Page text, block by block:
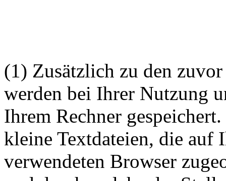
(1) Zusätzlich zu den
werden bei Ihrer Nutzung
Ihrem Rechner
kleine Textdateien, die auf
verwendeten Browser